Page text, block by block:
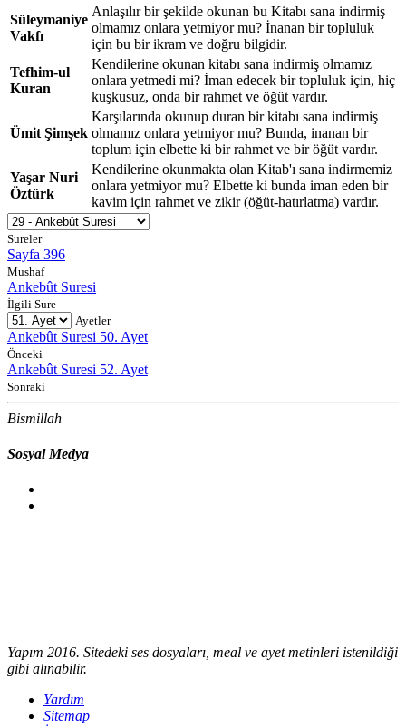
Süleymaniye
Vakfı
Anlaşılır bir şekilde okunan bu Kitabı sana indirmiş
olmamız onlara yetmiyor mu? İnanan bir topluluk
için bu bir ikram ve doğru bilgidir.
Tefhim-ul
Kuran
Kendilerine okunan kitabı sana indirmiş olmamız
onlara yetmedi mi? İman edecek bir topluluk için, hiç
kuşkusuz, onda bir rahmet ve öğüt vardır.
Ümit Şimşek
Karşılarında okunup duran bir kitabı sana indirmiş
olmamız onlara yetmiyor mu? Bunda, inanan bir
toplum için elbette ki bir rahmet ve bir öğüt vardır.
Yaşar Nuri
Öztürk
Kendilerine okunmakta olan Kitab'ı sana indirmemiz
onlara yetmiyor mu? Elbette ki bunda iman eden bir
kavim için rahmet ve zikir (öğüt-hatırlatma) vardır.
Sureler
Sayfa 396
Mushaf
Ankebût Suresi
İlgili Sure
Ayetler
Ankebût Suresi 50. Ayet
Önceki
Ankebût Suresi 52. Ayet
Sonraki
Bismillah
Sosyal Medya
Yapım 2016. Sitedeki ses dosyaları, meal ve ayet metinleri istenildiği
gibi alınabilir.
Yardım
Sitemap